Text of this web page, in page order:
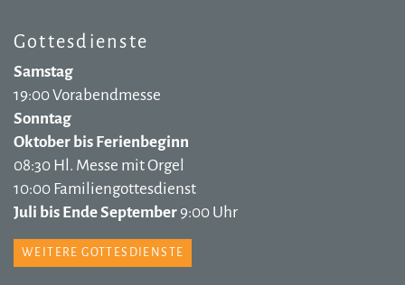
Gottesdienste
Samstag
19:00 Vorabendmesse
Sonntag
Oktober bis Ferienbeginn
08:30 Hl. Messe mit Orgel
10:00 Familiengottesdienst
Juli bis Ende September 9:00 Uhr
WEITERE GOTTESDIENSTE